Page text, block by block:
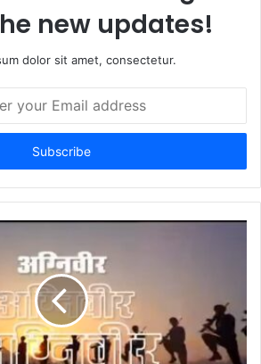
new updates!
dolor sit amet, consectetur.